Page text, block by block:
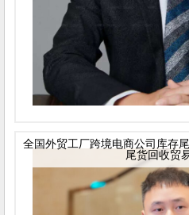
全国外贸工厂跨境电商公司库存
尾货回收贸